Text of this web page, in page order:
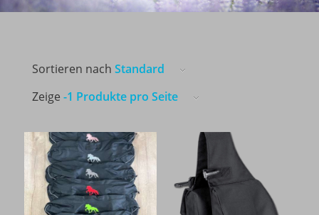
Sortieren nach Standard
Zeige -1 Produkte pro Seite